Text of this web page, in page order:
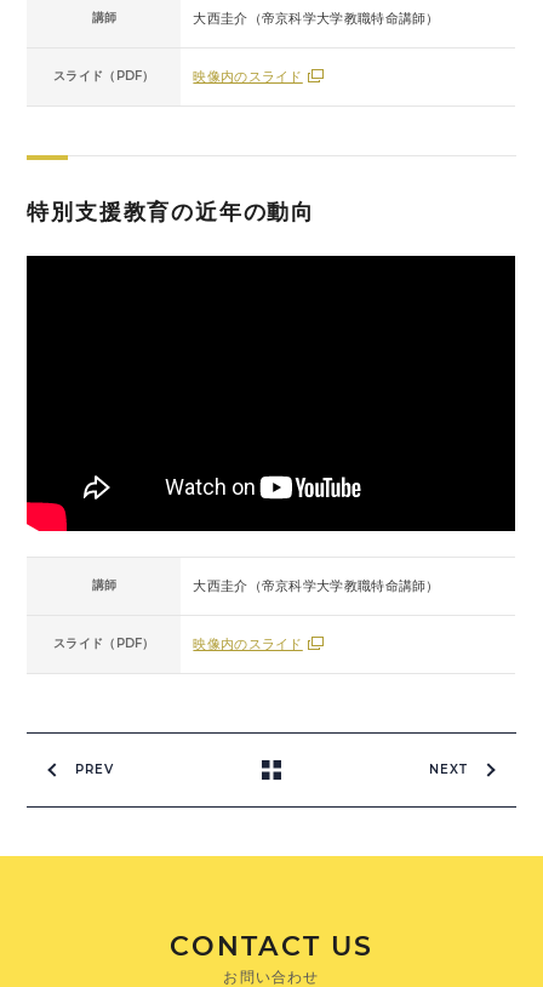
講師 大西圭介（帝京科学大学教職特命講師）
スライド（PDF） 映像内のスライド
特別支援教育の近年の動向
講師 大西圭介（帝京科学大学教職特命講師）
スライド（PDF） 映像内のスライド
PREV NEXT
CONTACT US
お問い合わせ